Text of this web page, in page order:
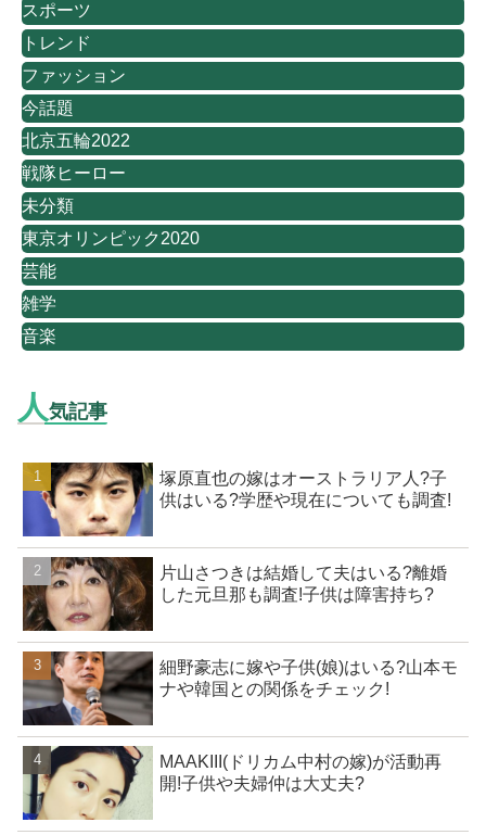
スポーツ
トレンド
ファッション
今話題
北京五輪2022
戦隊ヒーロー
未分類
東京オリンピック2020
芸能
雑学
音楽
人気記事
塚原直也の嫁はオーストラリア人?子
供はいる?学歴や現在についても調査!
片山さつきは結婚して夫はいる?離婚
した元旦那も調査!子供は障害持ち?
細野豪志に嫁や子供(娘)はいる?山本モ
ナや韓国との関係をチェック!
MAAKIII(ドリカム中村の嫁)が活動再
開!子供や夫婦仲は大丈夫?